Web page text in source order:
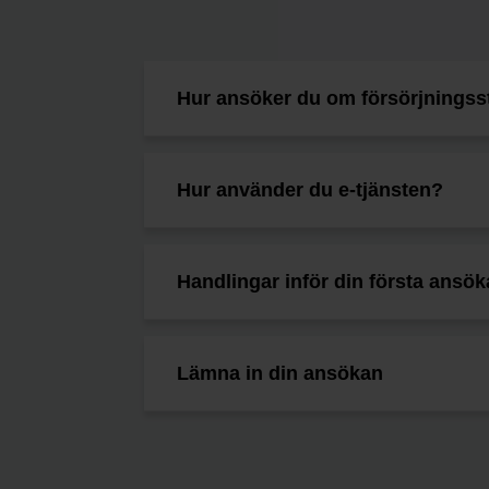
Hur ansöker du om
Hur använder du e-tjänsten?
Handlingar inför din första
Lämna in din ansökan